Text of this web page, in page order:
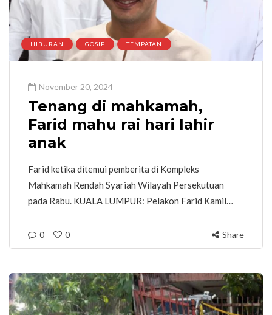
HIBURAN GOSIP TEMPATAN
November 20, 2024
Tenang di mahkamah,
Farid mahu rai hari lahir
anak
Farid ketika ditemui pemberita di Kompleks
Mahkamah Rendah Syariah Wilayah Persekutuan
pada Rabu. KUALA LUMPUR: Pelakon Farid Kamil…
0 0 Share